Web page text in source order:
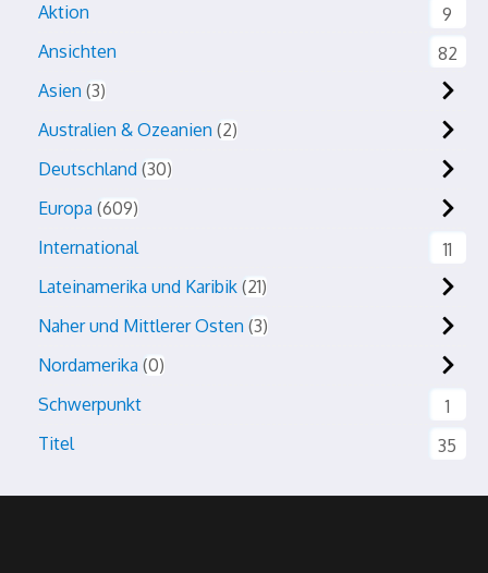
Aktion
9
Ansichten
82
Asien 3
Australien & Ozeanien 2
Deutschland 30
Europa 609
International
11
Lateinamerika und Karibik 21
Naher und Mittlerer Osten 3
Nordamerika 0
Schwerpunkt
1
Titel
35